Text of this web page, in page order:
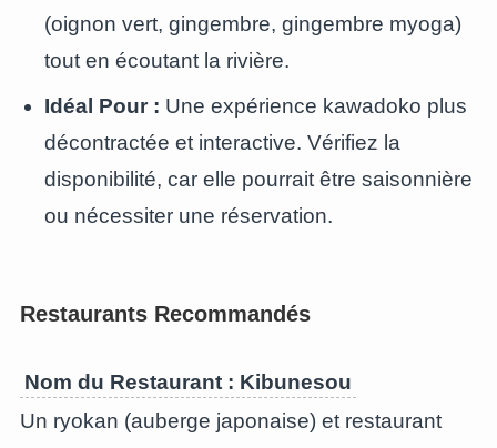
(oignon vert, gingembre, gingembre myoga)
tout en écoutant la rivière.
Idéal Pour : Une expérience kawadoko plus
décontractée et interactive. Vérifiez la
disponibilité, car elle pourrait être saisonnière
ou nécessiter une réservation.
Restaurants Recommandés
Nom du Restaurant : Kibunesou
Un ryokan (auberge japonaise) et restaurant